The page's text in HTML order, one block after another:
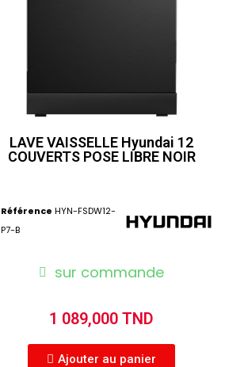
LAVE VAISSELLE Hyundai 12
COUVERTS POSE LIBRE NOIR
Référence HYN-FSDW12-
P7-B
sur commande
1 089,000 TND
Ajouter au panier